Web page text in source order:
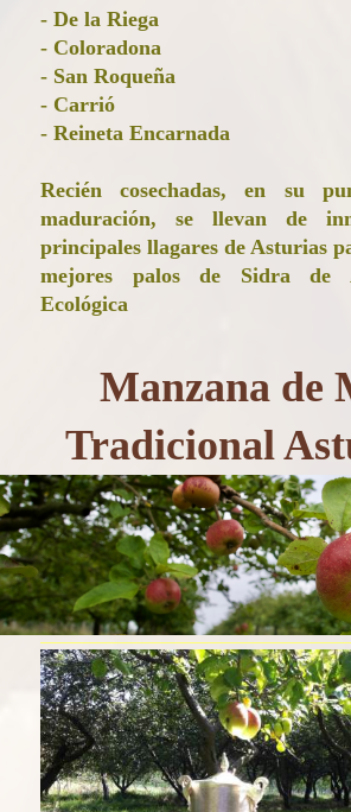
- De la Riega
- Coloradona
- San Roqueña
- Carrió
- Reineta Encarnada
Recién cosechadas, en su
maduración, se llevan de
principales llagares de Asturias
mejores palos de Sidra de
Ecológica
Manzana de
Tradicional